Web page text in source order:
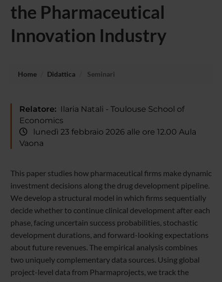
the Pharmaceutical
Innovation Industry
Home Didattica Seminari
Relatore: Ilaria Natali - Toulouse School of
Economics
lunedì 23 febbraio 2026 alle ore 12.00 Aula
Vaona
This paper studies how pharmaceutical firms make dynamic
investment decisions along the drug development pipeline.
We develop a structural model in which firms sequentially
decide whether to continue clinical development after each
phase, facing uncertain success probabilities, stochastic
development durations, and forward-looking expectations
about future revenues. The empirical analysis combines
two uniquely complementary data sources. Using global
project-level data from Pharmaprojects, we track the